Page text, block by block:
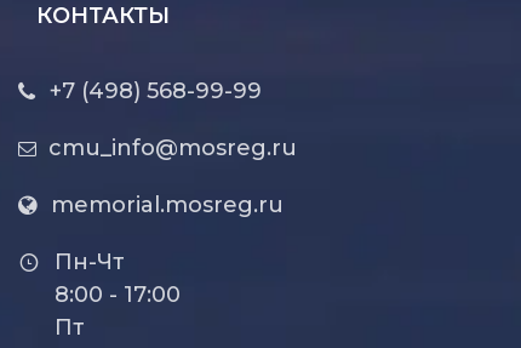
КОНТАКТЫ
+7 (498) 568-99-99
cmu_info@mosreg.ru
memorial.mosreg.ru
Пн-Чт
8:00 - 17:00
Пт